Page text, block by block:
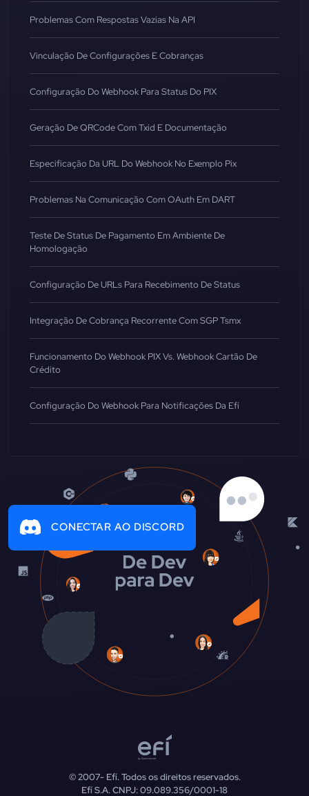
Problemas Com Respostas Vazias Na API
Vinculação De Configurações E Cobranças
Configuração Do Webhook Para Status Do PIX
Geração De QRCode Com Txid E Documentação
Especificação Da URL Do Webhook No Exemplo Pix
Problemas Na Comunicação Com OAuth Em DART
Teste De Status De Pagamento Em Ambiente De
Homologação
Configuração De URLs Para Recebimento De Status
Integração De Cobrança Recorrente Com SGP Tsmx
Funcionamento Do Webhook PIX Vs. Webhook Cartão De
Crédito
Configuração Do Webhook Para Notificações Da Efí
CONECTAR AO DISCORD
© 2007-Efí. Todos os direitos reservados.
Efí S.A. CNPJ: 09.089.356/0001-18